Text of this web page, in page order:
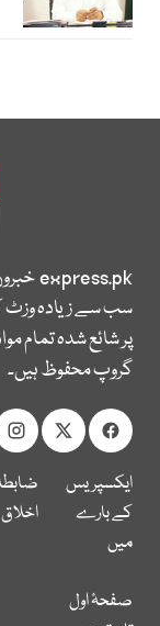
express.pk
سب سے زیادہ وزٹ
پر شائع شدہ تمام
گروپ محفوظ ہیں۔
ایکسپریس
کے بارے
میں
اخلاق
صفحۂ اول